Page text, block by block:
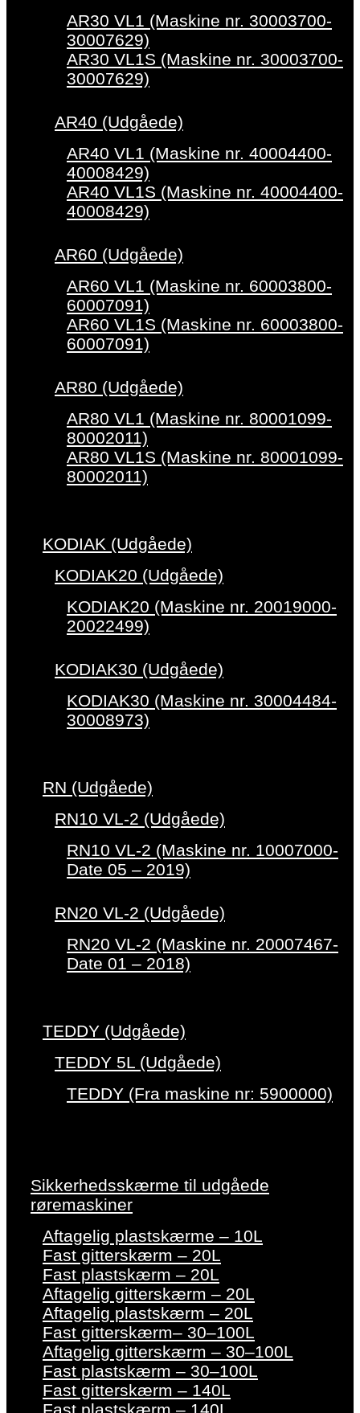
AR30 VL1 (Maskine nr. 30003700-
30007629)
AR30 VL1S (Maskine nr. 30003700-
30007629)
AR40 (Udgåede)
AR40 VL1 (Maskine nr. 40004400-
40008429)
AR40 VL1S (Maskine nr. 40004400-
40008429)
AR60 (Udgåede)
AR60 VL1 (Maskine nr. 60003800-
60007091)
AR60 VL1S (Maskine nr. 60003800-
60007091)
AR80 (Udgåede)
AR80 VL1 (Maskine nr. 80001099-
80002011)
AR80 VL1S (Maskine nr. 80001099-
80002011)
KODIAK (Udgåede)
KODIAK20 (Udgåede)
KODIAK20 (Maskine nr. 20019000-
20022499)
KODIAK30 (Udgåede)
KODIAK30 (Maskine nr. 30004484-
30008973)
RN (Udgåede)
RN10 VL-2 (Udgåede)
RN10 VL-2 (Maskine nr. 10007000-
Date 05 – 2019)
RN20 VL-2 (Udgåede)
RN20 VL-2 (Maskine nr. 20007467-
Date 01 – 2018)
TEDDY (Udgåede)
TEDDY 5L (Udgåede)
TEDDY (Fra maskine nr: 5900000)
Sikkerhedsskærme til udgåede
røremaskiner
Aftagelig plastskærme – 10L
Fast gitterskærm – 20L
Fast plastskærm – 20L
Aftagelig gitterskærm – 20L
Aftagelig plastskærm – 20L
Fast gitterskærm– 30–100L
Aftagelig gitterskærm – 30–100L
Fast plastskærm – 30–100L
Fast gitterskærm – 140L